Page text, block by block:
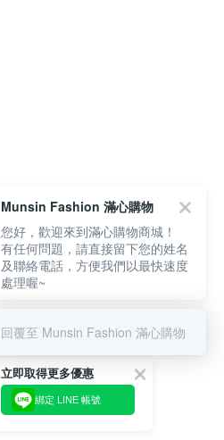
立即取得更多優惠
綁定 LINE 帳號
Munsin Fashion 滿心購物
您好，歡迎來到滿心購物商城！
有任何問題，請直接留下您的姓名
及聯絡電話，方便我們以最快速度
處理喔~
回覆至 Munsin Fashion 滿心購物